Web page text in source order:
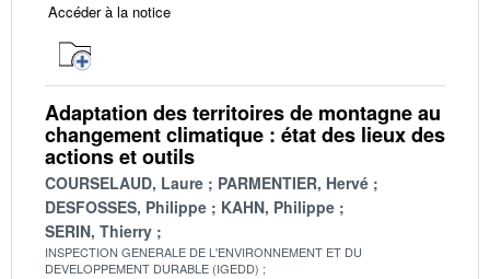
Accéder à la notice
Adaptation des territoires de montagne au
changement climatique : état des lieux des
actions et outils
COURSELAUD, Laure
PARMENTIER, Hervé
DESFOSSES, Philippe
KAHN, Philippe
SERIN, Thierry
INSPECTION GENERALE DE L'ENVIRONNEMENT ET DU
DEVELOPPEMENT DURABLE (IGEDD)